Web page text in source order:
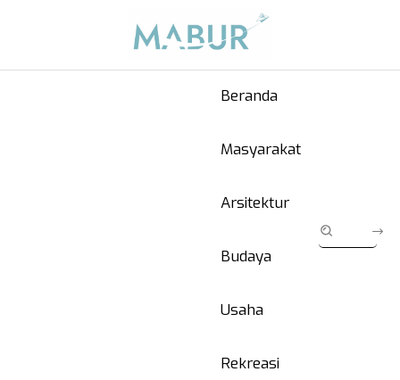
Beranda
Masyarakat
Arsitektur
Budaya
Usaha
Rekreasi